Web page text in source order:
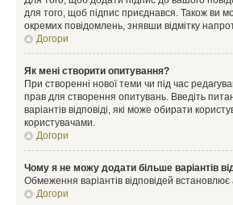
для того, щоб підпис приєднався. Також ви
окремих повідомлень, знявши відмітку
Догори
Як мені створити опитування?
При створенні нової теми чи під час
прав для створення опитувань. Введіть
варіантів відповіді, які може обирати
користувачами.
Догори
Чому я не можу додати більше варіантів
Обмеження варіантів відповідей
Догори